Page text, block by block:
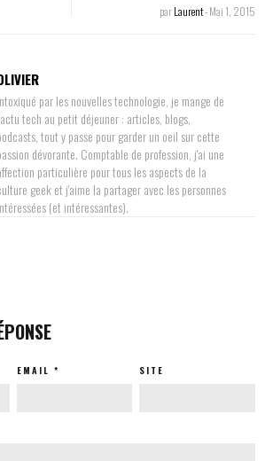
parLaurent-Mai 1, 2015
par les nouvelles technologie, je mange de
tech au petit déjeuner : articles, blogs,
tout y passe pour garder un oeil sur cette
dévorante. Comptable de profession, j'ai une
particulière pour tous les aspects de la
geek et j'aime la partager avec les personnes
(et intéressantes).
EMAIL * SITE